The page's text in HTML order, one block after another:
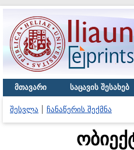
მთავარი საცავის შესახებ
შესვლა ჩანაწერის შექმნა